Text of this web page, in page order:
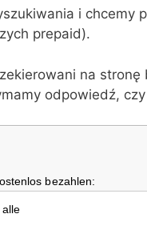
i chcemy
prepaid).
na
odpowiedź,